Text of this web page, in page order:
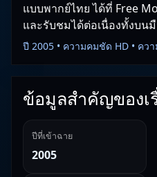
แบบพากย์ไทย ได้ที่ Free
และรับชมได้ต่อเนื่องทั้งบน
ปี 2005 • ความคมชัด HD • คว
ข้อมูลสำคัญของเ
ปีที่เข้าฉาย
2005